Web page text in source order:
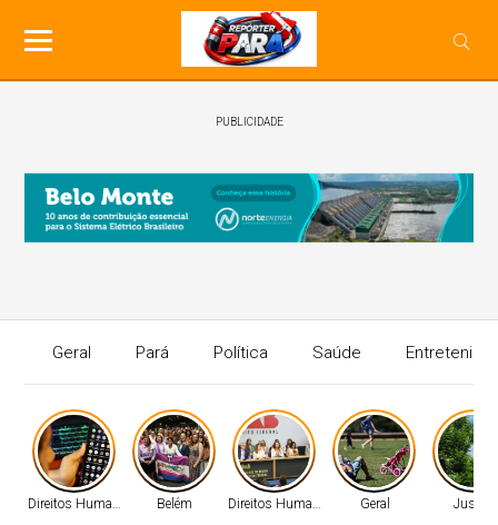
PUBLICIDADE
Geral Pará Política Saúde
Direitos Humanos Belém Direitos Humanos Geral Justiça